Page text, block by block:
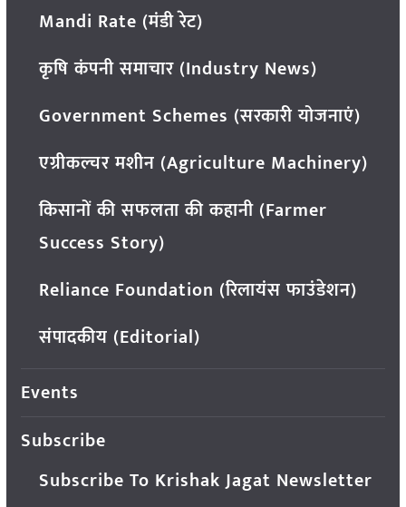
Mandi Rate (मंडी रेट)
कृषि कंपनी समाचार (Industry News)
Government Schemes (सरकारी योजनाएं)
एग्रीकल्चर मशीन (Agriculture Machinery)
किसानों की सफलता की कहानी (Farmer
Success Story)
Reliance Foundation (रिलायंस फाउंडेशन)
संपादकीय (Editorial)
Events
Subscribe
Subscribe To Krishak Jagat Newsletter